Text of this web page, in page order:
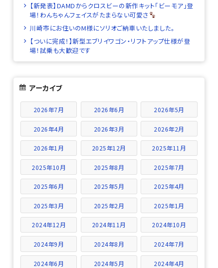
【新発表】DAMDからクロスビーの新作キット「ビーモア」登
場！わんちゃんフェイスがたまらない可愛さ
川崎市にお住いのM様にソリオご納車いたしました。
【ついに完成！】新型エブリイワゴン・リフトアップ仕様が登
場！試乗も大歓迎です
アーカイブ
2026年7月 2026年6月 2026年5月
2026年4月 2026年3月 2026年2月
2026年1月 2025年12月 2025年11月
2025年10月 2025年8月 2025年7月
2025年6月 2025年5月 2025年4月
2025年3月 2025年2月 2025年1月
2024年12月 2024年11月 2024年10月
2024年9月 2024年8月 2024年7月
2024年6月 2024年5月 2024年4月